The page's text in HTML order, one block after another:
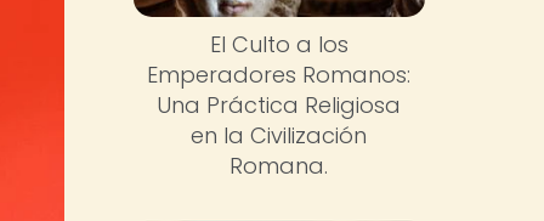
El Culto a los
Emperadores Romanos:
Una Práctica Religiosa
en la Civilización
Romana.